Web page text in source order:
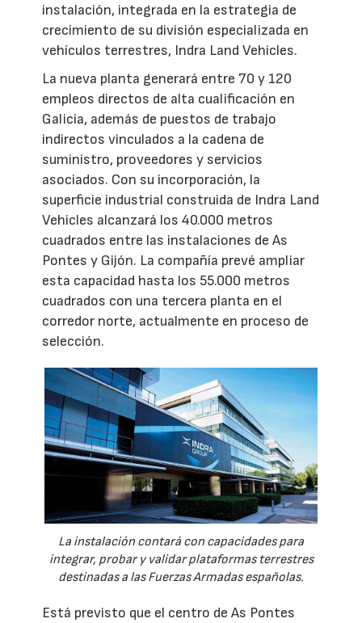
instalación, integrada en la estrategia de
crecimiento de su división especializada en
vehículos terrestres, Indra Land Vehicles.
La nueva planta generará entre 70 y 120
empleos directos de alta cualificación en
Galicia, además de puestos de trabajo
indirectos vinculados a la cadena de
suministro, proveedores y servicios
asociados. Con su incorporación, la
superficie industrial construida de Indra Land
Vehicles alcanzará los 40.000 metros
cuadrados entre las instalaciones de As
Pontes y Gijón. La compañía prevé ampliar
esta capacidad hasta los 55.000 metros
cuadrados con una tercera planta en el
corredor norte, actualmente en proceso de
selección.
La instalación contará con capacidades para
integrar, probar y validar plataformas terrestres
destinadas a las Fuerzas Armadas españolas.
Está previsto que el centro de As Pontes